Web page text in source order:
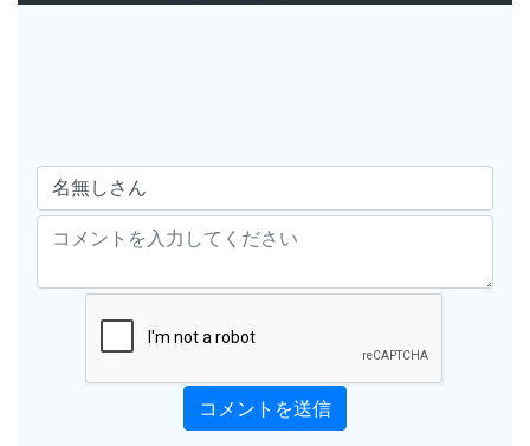
コメントを送信